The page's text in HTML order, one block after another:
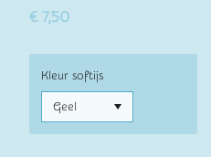
€ 7,50
Kleur softijs